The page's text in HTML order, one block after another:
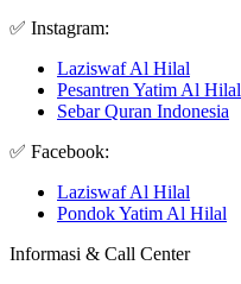
✅ Instagram:
Laziswaf Al Hilal
Pesantren Yatim Al Hilal
Sebar Quran Indonesia
✅ Facebook:
Laziswaf Al Hilal
Pondok Yatim Al Hilal
Informasi & Call Center